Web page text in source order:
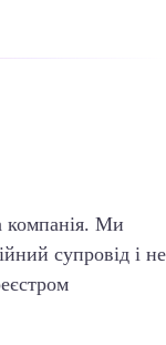
компанія. Ми
супровід і не